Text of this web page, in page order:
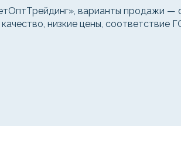
варианты продажи —
низкие цены, соответствие